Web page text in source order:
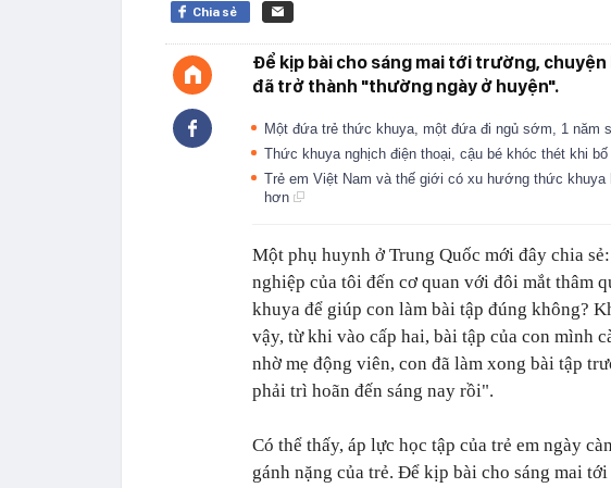
Chia sẻ
Để kịp bài cho sáng mai tới trường,
đã trở thành "thường ngày ở huyện".
Một đứa trẻ thức khuya, một đứa đi ngủ sớm, 1 năm
Thức khuya nghịch điện thoại, cậu bé khóc thét khi
Trẻ em Việt Nam và thế giới có xu hướng thức
hơn
Một phụ huynh ở Trung Quốc mới đây chia
nghiệp của tôi đến cơ quan với đôi mắt thâm
khuya để giúp con làm bài tập đúng không?
vậy, từ khi vào cấp hai, bài tập của con mình
nhờ mẹ động viên, con đã làm xong bài tập
phải trì hoãn đến sáng nay rồi".
Có thể thấy, áp lực học tập của trẻ em ngày
gánh nặng của trẻ. Để kịp bài cho sáng mai